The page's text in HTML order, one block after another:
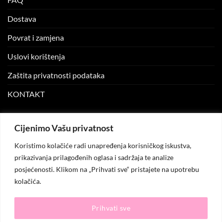
Cijenimo Vašu privatnost
Koristimo kolačiće radi unapređenja korisničkog iskustva,
prikazivanja prilagođenih oglasa i sadržaja te analize
posjećenosti. Klikom na „Prihvati sve“ pristajete na upotrebu
kolačića.
Prihvati sve
Dostava
Povrat i zamjena
Uslovi korištenja
Zaštita privatnosti podataka
KONTAKT
Moj nalog
Moje narudžbe